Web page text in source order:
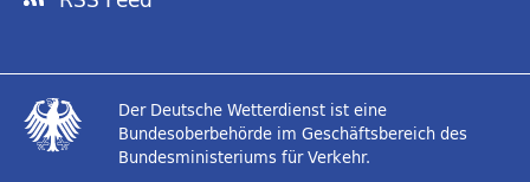
Der Deutsche Wetterdienst ist eine
Bundesoberbehörde im Geschäftsbereich des
Bundesministeriums für Verkehr.